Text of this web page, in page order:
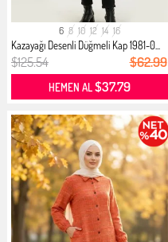
6 8 10 12 14 16
Kazayağı Desenli Düğmeli Kap 1981-0...
$125.54 $62.99
HEMEN AL$37.79